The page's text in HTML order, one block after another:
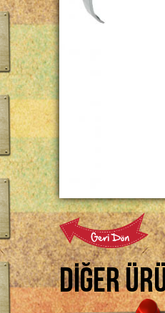
Diğer